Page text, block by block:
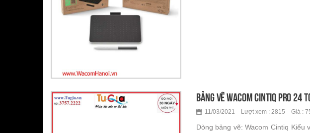
Bảng vẽ Wacom CINTIQ Pro
11/03/2021 Lượt xem : 2815 Giá :
Dòng bảng vẽ: Wacom Cintiq